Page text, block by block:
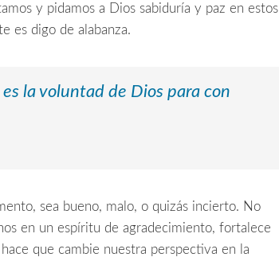
y pidamos a Dios sabiduría y paz en estos
es digo de alabanza.
la voluntad de Dios para con
sea bueno, malo, o quizás incierto. No
en un espíritu de agradecimiento, fortalece
que cambie nuestra perspectiva en la